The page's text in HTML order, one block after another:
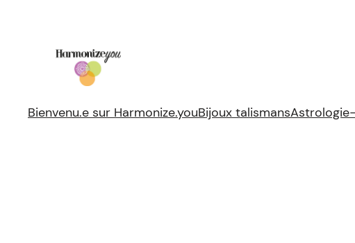
Bienvenu.e sur Harmonize.youBijoux talismans